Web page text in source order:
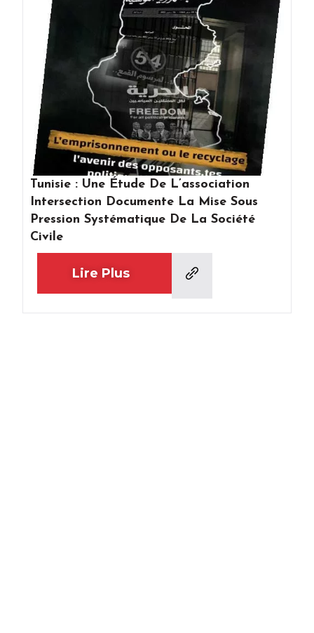
Tunisie : Une Étude De L’association
Intersection Documente La Mise Sous
Pression Systématique De La Société
Civile
Lire Plus